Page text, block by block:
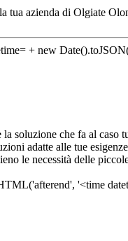
tua azienda di Olgiate
la soluzione che fa al caso
adatte alle tue
le necessità delle